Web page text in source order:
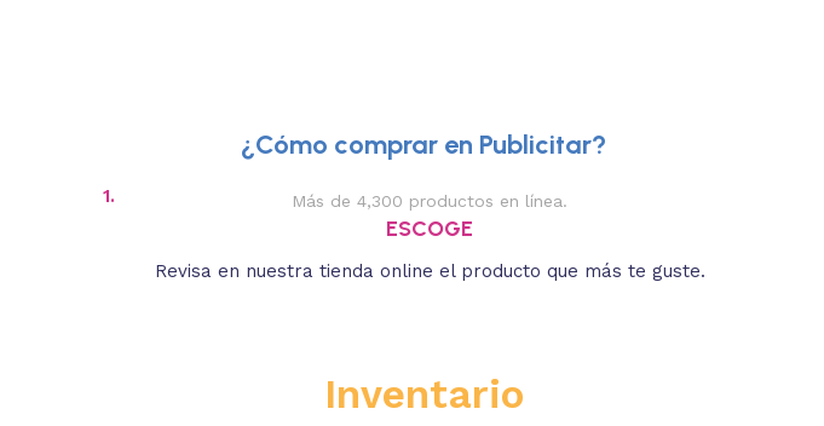
¿Cómo comprar en Publicitar?
1. Más de 4,300 productos en línea.
ESCOGE
Revisa en nuestra tienda online el producto que más te guste.
Inventario